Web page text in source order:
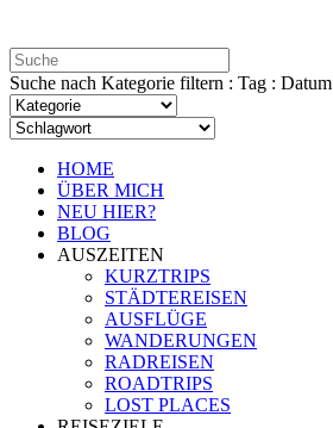
Suche nach Kategorie filtern : Tag : Datum
HOME
ÜBER MICH
NEU HIER?
BLOG
AUSZEITEN
KURZTRIPS
STÄDTEREISEN
AUSFLÜGE
WANDERUNGEN
RADREISEN
ROADTRIPS
LOST PLACES